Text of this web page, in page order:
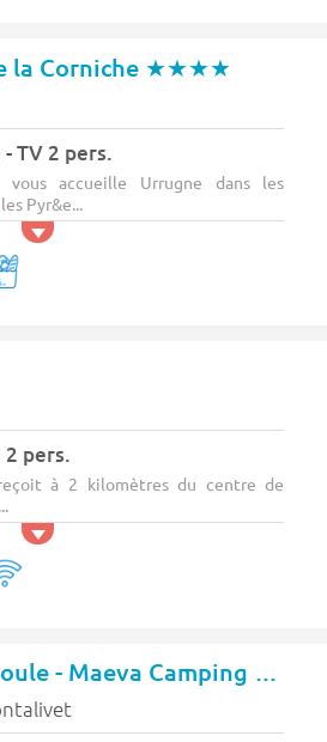
la Corniche ★★★★
TV 2 pers.
vous accueille Urrugne dans les
Pyr&e...
2 pers.
à 2 kilomètres du centre de
Camping Le Tastesoule - Maeva Camping
★★★★